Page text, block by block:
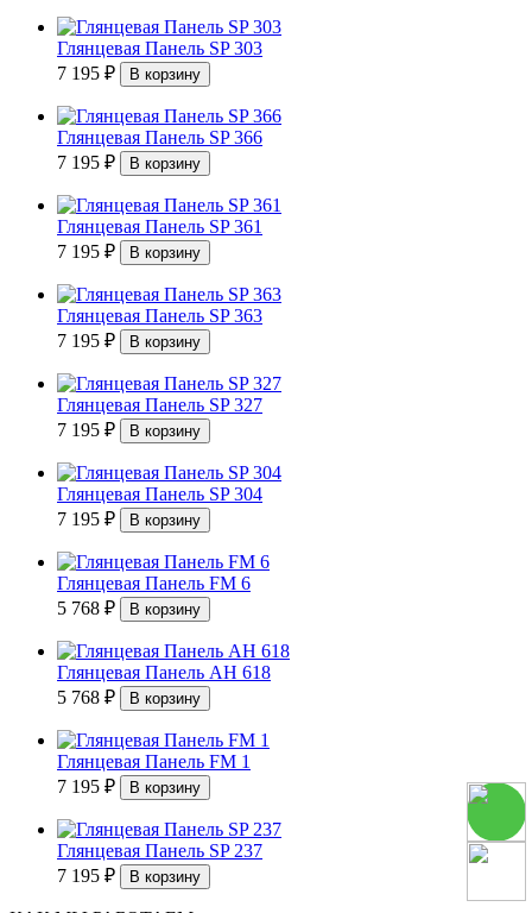
Глянцевая Панель SP 303
7 195 ₽
Глянцевая Панель SP 366
7 195 ₽
Глянцевая Панель SP 361
7 195 ₽
Глянцевая Панель SP 363
7 195 ₽
Глянцевая Панель SP 327
7 195 ₽
Глянцевая Панель SP 304
7 195 ₽
Глянцевая Панель FM 6
5 768 ₽
Глянцевая Панель АН 618
5 768 ₽
Глянцевая Панель FM 1
7 195 ₽
Глянцевая Панель SP 237
7 195 ₽